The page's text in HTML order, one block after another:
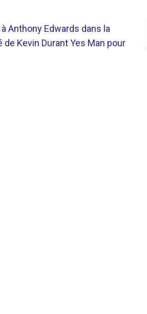
Anthony Edwards dans la
Kevin Durant Yes Man pour